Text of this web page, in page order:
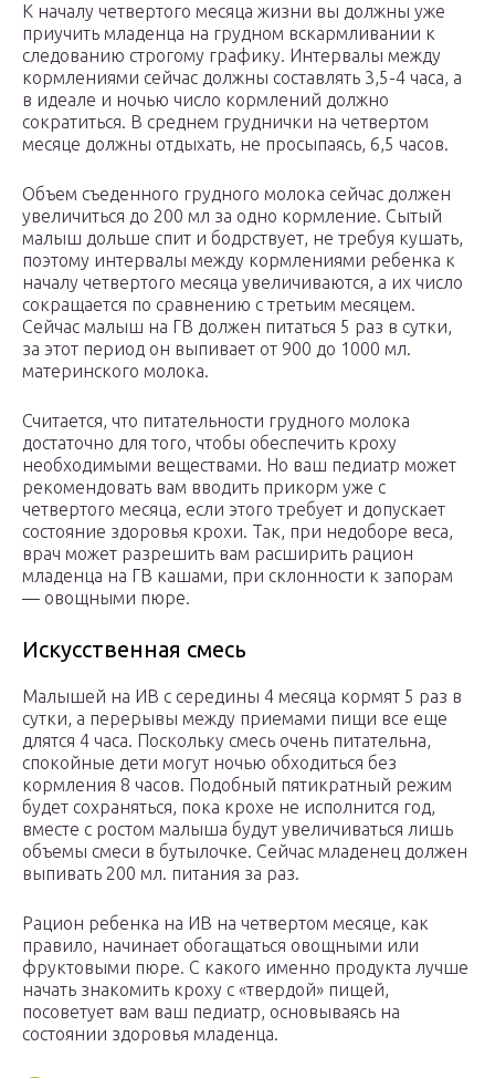
К началу четвертого месяца жизни вы должны уже
приучить младенца на грудном вскармливании к
следованию строгому графику. Интервалы между
кормлениями сейчас должны составлять 3,5-4 часа, а
в идеале и ночью число кормлений должно
сократиться. В среднем груднички на четвертом
месяце должны отдыхать, не просыпаясь, 6,5 часов.
Объем съеденного грудного молока сейчас должен
увеличиться до 200 мл за одно кормление. Сытый
малыш дольше спит и бодрствует, не требуя кушать,
поэтому интервалы между кормлениями ребенка к
началу четвертого месяца увеличиваются, а их число
сокращается по сравнению с третьим месяцем.
Сейчас малыш на ГВ должен питаться 5 раз в сутки,
за этот период он выпивает от 900 до 1000 мл.
материнского молока.
Считается, что питательности грудного молока
достаточно для того, чтобы обеспечить кроху
необходимыми веществами. Но ваш педиатр может
рекомендовать вам вводить прикорм уже с
четвертого месяца, если этого требует и допускает
состояние здоровья крохи. Так, при недоборе веса,
врач может разрешить вам расширить рацион
младенца на ГВ кашами, при склонности к запорам
— овощными пюре.
Искусственная смесь
Малышей на ИВ с середины 4 месяца кормят 5 раз в
сутки, а перерывы между приемами пищи все еще
длятся 4 часа. Поскольку смесь очень питательна,
спокойные дети могут ночью обходиться без
кормления 8 часов. Подобный пятикратный режим
будет сохраняться, пока крохе не исполнится год,
вместе с ростом малыша будут увеличиваться лишь
объемы смеси в бутылочке. Сейчас младенец должен
выпивать 200 мл. питания за раз.
Рацион ребенка на ИВ на четвертом месяце, как
правило, начинает обогащаться овощными или
фруктовыми пюре. С какого именно продукта лучше
начать знакомить кроху с «твердой» пищей,
посоветует вам ваш педиатр, основываясь на
состоянии здоровья младенца.